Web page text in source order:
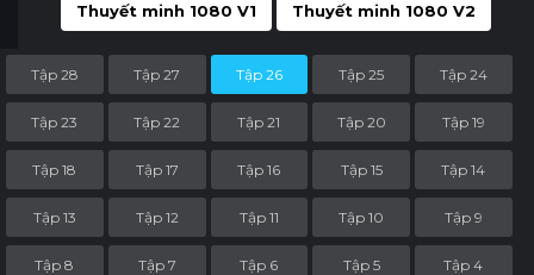
Thuyết minh 1080 V1 Thuyết minh 1080 V2
Tập 28 Tập 27 Tập 26 Tập 25 Tập 24
Tập 23 Tập 22 Tập 21 Tập 20 Tập 19
Tập 18 Tập 17 Tập 16 Tập 15 Tập 14
Tập 13 Tập 12 Tập 11 Tập 10 Tập 9
Tập 8 Tập 7 Tập 6 Tập 5 Tập 4